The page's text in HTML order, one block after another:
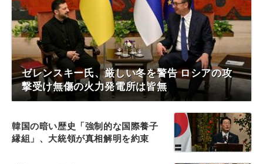
ゼレンスキー氏、厳しい冬を警告 ロシアの攻
撃受け無傷の火力発電所は皆無
韓国の暗い歴史「強制的な国際養子
縁組」、大統領が真相解明を約束